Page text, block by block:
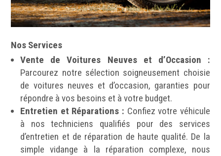
Nos Services
Vente de Voitures Neuves et d’Occasion :
Parcourez notre sélection soigneusement choisie
de voitures neuves et d’occasion, garanties pour
répondre à vos besoins et à votre budget.
Entretien et Réparations : Confiez votre véhicule
à nos techniciens qualifiés pour des services
d’entretien et de réparation de haute qualité. De la
simple vidange à la réparation complexe, nous